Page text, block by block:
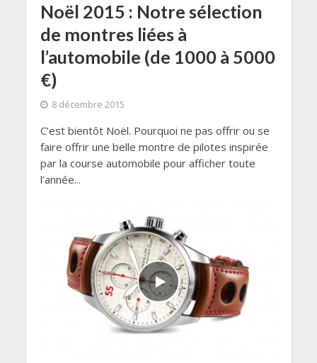
Noël 2015 : Notre sélection
de montres liées à
l’automobile (de 1000 à 5000
€)
8 décembre 2015
C’est bientôt Noël. Pourquoi ne pas offrir ou se
faire offrir une belle montre de pilotes inspirée
par la course automobile pour afficher toute
l’année...